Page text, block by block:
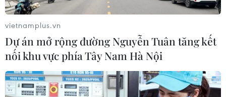
#Mỹ #Ukraine #khôi phục viện trợ
vietnamplus.vn
Dự án mở rộng đường Nguyễn Tuân tăng kết
nối khu vực phía Tây Nam Hà Nội